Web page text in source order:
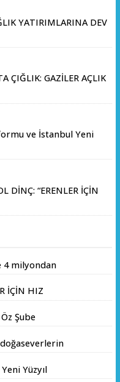
YATIRIMLARINA DEV
ÇIĞLIK: GAZİLER AÇLIK
ve İstanbul Yeni
İmzalandı
DİNÇ: “ERENLER İÇİN
4 milyondan
İÇİN HIZ
Şube
Yüzyıl